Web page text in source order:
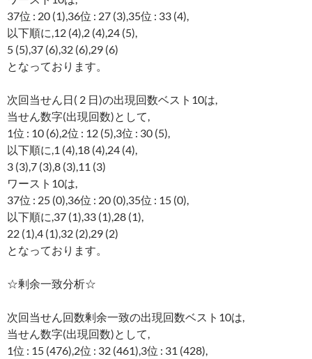
37位 : 20 (1),36位 : 27 (3),35位 : 33 (4),
以下順に,12 (4),2 (4),24 (5),
5 (5),37 (6),32 (6),29 (6)
となっております。
次回当せん日( 2 日)の出現回数ベスト10は,
当せん数字(出現回数)として,
1位 : 10 (6),2位 : 12 (5),3位 : 30 (5),
以下順に,1 (4),18 (4),24 (4),
3 (3),7 (3),8 (3),11 (3)
ワースト10は,
37位 : 25 (0),36位 : 20 (0),35位 : 15 (0),
以下順に,37 (1),33 (1),28 (1),
22 (1),4 (1),32 (2),29 (2)
となっております。
☆剰余一致分析☆
次回当せん回数剰余一致の出現回数ベスト10は,
当せん数字(出現回数)として,
1位 : 15 (476),2位 : 32 (461),3位 : 31 (428),